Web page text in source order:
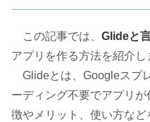
この記事では、 Glideと
アプリを作る方法を紹介し
Glideとは、Googleスプ
ーディング不要でアプリ
徴やメリット、使い方など